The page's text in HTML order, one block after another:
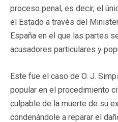
proceso penal, es decir, el
el Estado a través del
España en el que las partes
acusadores particulares y
Este fue el caso de O. J.
popular en el procedimiento
culpable de la muerte de su
condenándole a reparar el